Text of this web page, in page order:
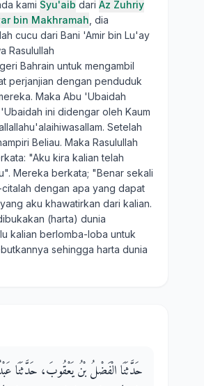
kami Syu'aib dari Az Zuhriy
bin Makhramah , dia
cucu dari Bani 'Amir bin Lu'ay
Rasulullah
Bahrain untuk mengambil
perjanjian dengan penduduk
Maka Abu 'Ubaidah
ini didengar oleh Kaum
Setelah
Beliau. Maka Rasulullah
"Aku kira kalian telah
Mereka berkata; "Benar sekali
dengan apa yang dapat
aku khawatirkan dari kalian.
(harta) dunia
kalian berlomba-loba untuk
sehingga harta dunia
حَدَّثَنَا الْفَضْلُ بْنُ يَعْقُوبَ، حَدَّثَنَا عَبْدُ